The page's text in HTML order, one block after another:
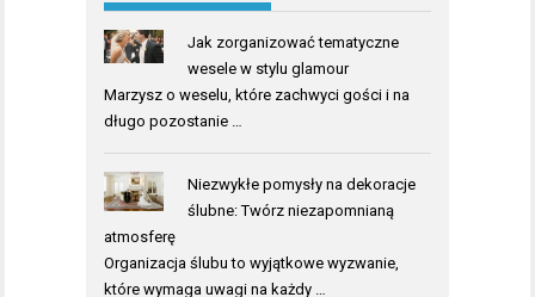
Jak zorganizować tematyczne
wesele w stylu glamour
Marzysz o weselu, które zachwyci gości i na
długo pozostanie …
Niezwykłe pomysły na dekoracje
ślubne: Twórz niezapomnianą
atmosferę
Organizacja ślubu to wyjątkowe wyzwanie,
które wymaga uwagi na każdy …